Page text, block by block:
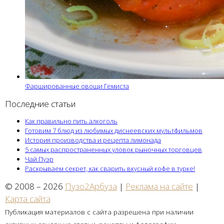
Фаршированные овощи Гемиста
Последние статьи
Как правильно пить алкоголь
Готовим 7 блюд из любимых диснеевских мультфильмов
История производства и рецепта лимонада
5 самых распространенных уловок рыночных торговцев
Чай Пуэр
Раскрываем секрет, как сварить вкусный кофе в турке!
© 2008 – 2026 Пузо2Арбуза | Реклама на сайте |
Карта сайта
Публикация материалов с сайта разрешена при наличии